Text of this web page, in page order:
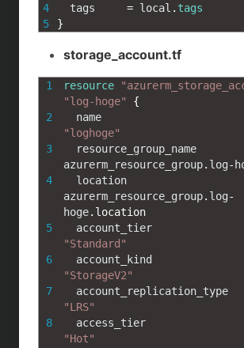
4
5
tags
= local . tags
}
storage_account.tf
1
2
3
4
5
6
7
8
resource
"log-hoge"
{
name
"loghoge"
resource_group_name
azurerm_resource_group. log-
location
azurerm_resource_group. log-
hoge. location
account_tier
"Standard"
account_kind
"StorageV2"
account_replication_type
"LRS"
access_tier
"Hot"